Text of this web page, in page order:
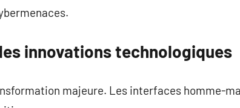
innovations technologiques
majeure. Les interfaces homme-